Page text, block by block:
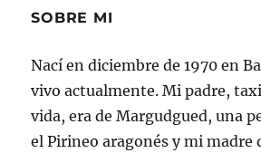
SOBRE MI
Nací en diciembre de 1970 en
vivo actualmente. Mi padre,
vida, era de Margudgued, una
el Pirineo aragonés y mi madre